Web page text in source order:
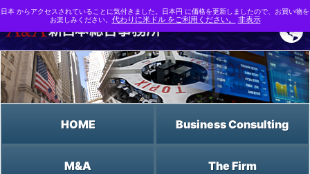
HOME Business Consulting
M&A The Firm
日本 からアクセスされていることに気付きました。日本円 に価格を更新しましたので、お買い物を
お楽しみください。 代わりに米ドル をご利用ください。 非表示